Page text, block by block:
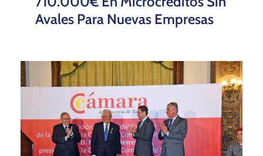
Avales Para Nuevas Empresas